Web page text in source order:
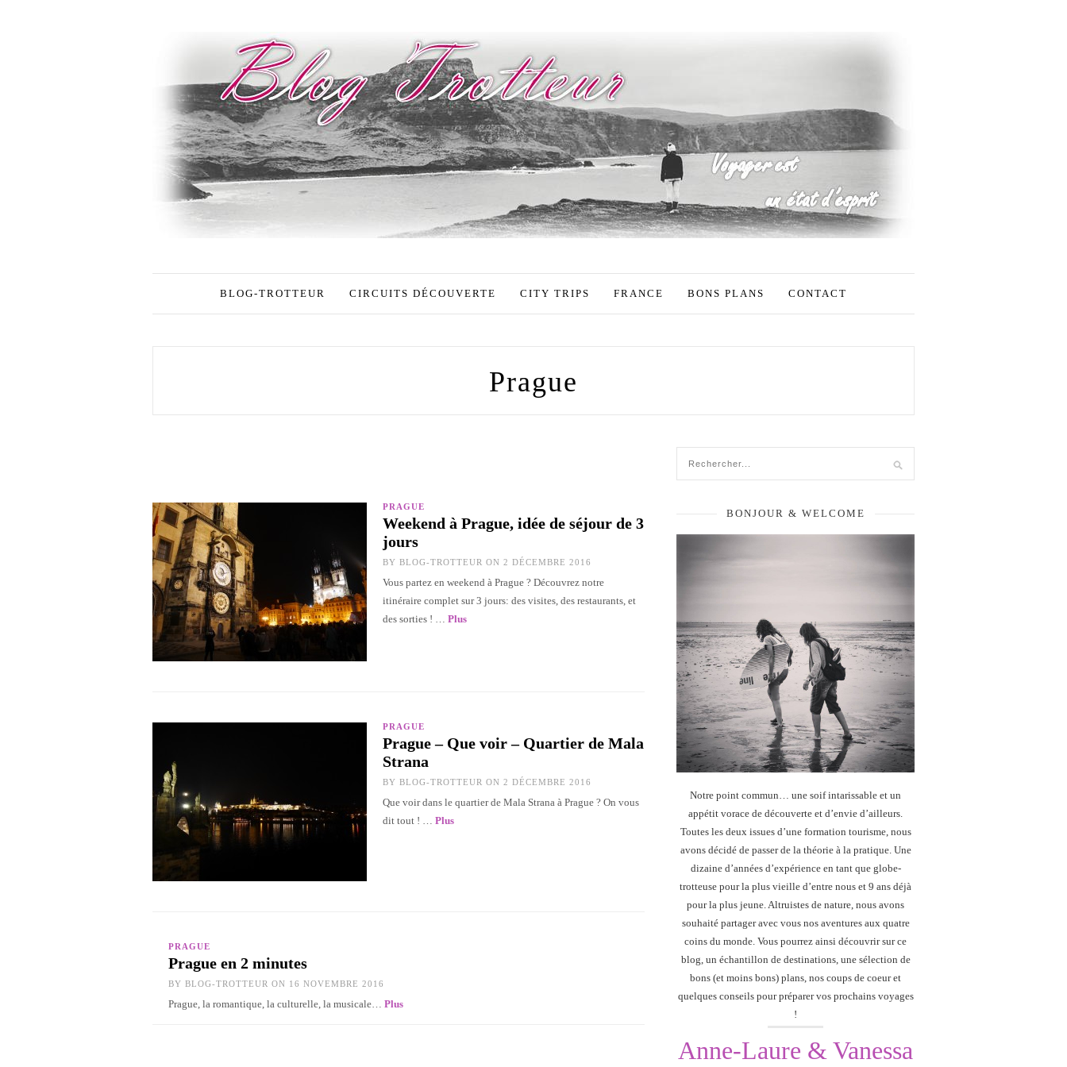
BLOG-TROTTEUR CIRCUITS DÉCOUVERTE CITY TRIPS FRANCE BONS PLANS CONTACT
Prague
PRAGUE
Weekend à Prague, idée de séjour de 3
jours
BY BLOG-TROTTEUR ON 2 DÉCEMBRE 2016
Vous partez en weekend à Prague ? Découvrez notre
itinéraire complet sur 3 jours: des visites, des restaurants, et
des sorties ! … Plus
PRAGUE
Prague – Que voir – Quartier de Mala
Strana
BY BLOG-TROTTEUR ON 2 DÉCEMBRE 2016
Que voir dans le quartier de Mala Strana à Prague ? On vous
dit tout ! … Plus
PRAGUE
Prague en 2 minutes
BY BLOG-TROTTEUR ON 16 NOVEMBRE 2016
Prague, la romantique, la culturelle, la musicale… Plus
BONJOUR & WELCOME
Notre point commun… une soif intarissable et un
appétit vorace de découverte et d’envie d’ailleurs.
Toutes les deux issues d’une formation tourisme, nous
avons décidé de passer de la théorie à la pratique. Une
dizaine d’années d’expérience en tant que globe-
trotteuse pour la plus vieille d’entre nous et 9 ans déjà
pour la plus jeune. Altruistes de nature, nous avons
souhaité partager avec vous nos aventures aux quatre
coins du monde. Vous pourrez ainsi découvrir sur ce
blog, un échantillon de destinations, une sélection de
bons (et moins bons) plans, nos coups de coeur et
quelques conseils pour préparer vos prochains voyages
!
Anne-Laure & Vanessa